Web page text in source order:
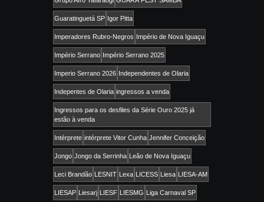
Guaratinguetá SP Igor Pitta
Imperadores Rubro-Negros Império de Nova Iguaçu
Império Serrano Império Serrano 2025
Imperio Serrano 2026 Independentes de Olaria
Indepentes de Olaria ingressos a venda
Ingressos para os desfiles da Série Ouro 2025 já
estão à venda
Intérprete intérprete Vitor Cunha Jennifer Conceição
Jongo Jongo da Serrinha Leão de Nova Iguaçu
Leci Brandão LESNIT Lexa LICESS Liesa LIESA-AM
LIESAP Liesarj LIESF LIESMG Liga Carnaval SP